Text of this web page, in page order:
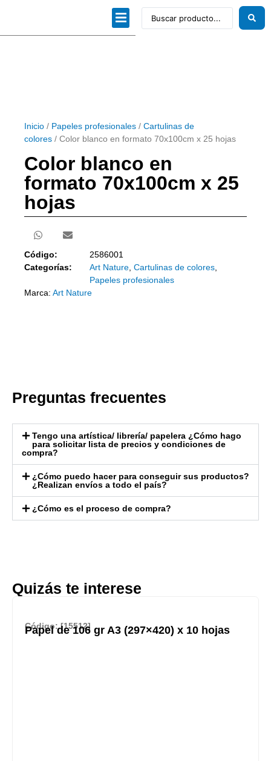
Inicio / Papeles profesionales / Cartulinas de
colores / Color blanco en formato 70x100cm x 25 hojas
Color blanco en
formato 70x100cm x 25
hojas
Código:
2586001
Categorías:
Art Nature Cartulinas de colores
Papeles profesionales
Marca: Art Nature
Preguntas frecuentes
Tengo una artística/ librería/ papelera ¿Cómo hago
para solicitar lista de precios y condiciones de
compra?
¿Cómo puedo hacer para conseguir sus productos?
¿Realizan envíos a todo el país?
¿Cómo es el proceso de compra?
Quizás te interese
Código: [15512]
Papel de 106 gr A3 (297×420) x 10 hojas